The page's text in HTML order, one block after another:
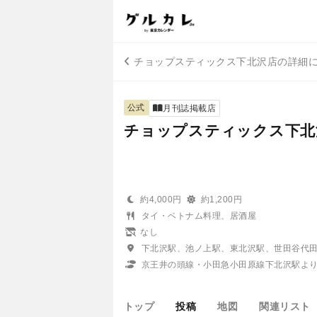
チョップスティックス下北沢店の詳細
公式 月刊誌掲載店
チョップスティックス下
約4,000円
約1,200円
タイ・ベトナム料理、居酒屋
なし
下北沢駅、池ノ上駅、東北沢駅、世田谷代
京王井の頭線・小田急小田原線下北沢駅よ
トップ 投稿 地図 関連リスト